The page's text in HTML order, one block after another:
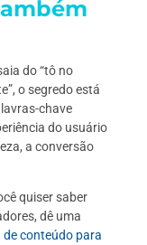
do “tô no
o segredo está
chave
do usuário
a conversão
quiser saber
dê uma
conteúdo para